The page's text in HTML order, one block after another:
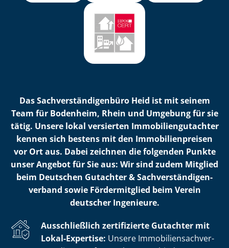
Das Sach­ver­stän­di­gen­bü­ro Heid ist mit seinem
Team für Bodenheim, Rhein und Umgebung für sie
tätig. Unsere lokal versierten Im­mo­bi­li­en­gut­ach­ter
kennen sich bestens mit den Im­mo­bi­li­en­prei­sen
vor Ort aus. Dabei zeichnen die folgenden Punkte
unser Angebot für Sie aus: Wir sind zudem Mitglied
beim Deutschen Gutachter & Sach­ver­stän­di­gen­
ver­band sowie Fördermitglied beim Verein
deutscher Ingenieure.
Ausschließlich zertifizierte Gutachter mit
Lokal-Expertise: Unsere Im­mo­bi­li­en­sach­ver­